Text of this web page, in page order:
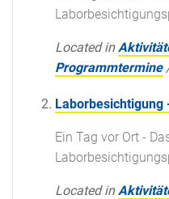
Located in
Programmtermine
Laborbesichtigung
Ein Tag vor Ort -
Located in